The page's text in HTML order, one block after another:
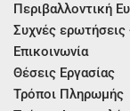
Περιβαλλοντική
Συχνές ερωτήσεις
Επικοινωνία
Θέσεις Εργασίας
Τρόποι Πληρωμής